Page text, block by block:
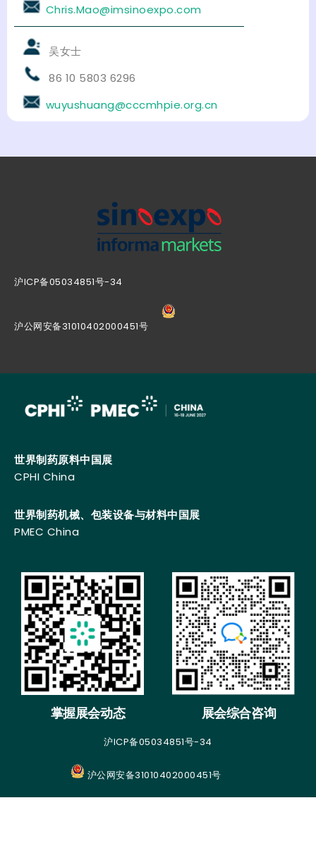
Chris.Mao@imsinoexpo.com
吴女士
86 10 5803 6296
wuyushuang@cccmhpie.org.cn
沪ICP备05034851号-34
沪公网安备31010402000451号
世界制药原料中国展
CPHI China
世界制药机械、包装设备与材料中国展
PMEC China
掌握展会动态 展会综合咨询
沪ICP备05034851号-34
沪公网安备31010402000451号